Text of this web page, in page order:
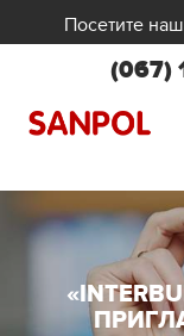
Посетите наш
(067)